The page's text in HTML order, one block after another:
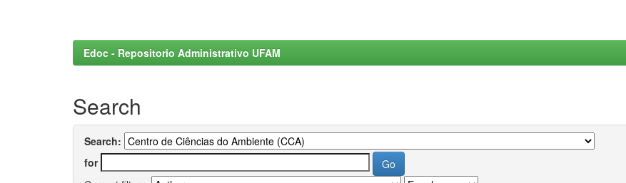
Edoc - Repositorio Administrativo UFAM
Search
Search:
for